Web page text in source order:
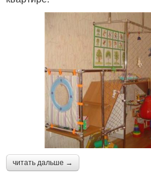
читать дальше →